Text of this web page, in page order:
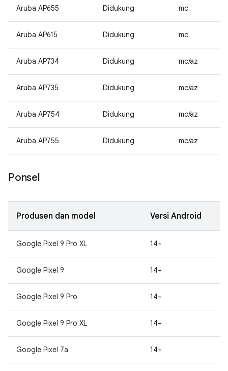
Aruba AP655 Didukung mc
Aruba AP615 Didukung mc
Aruba AP734 Didukung mc/az
Aruba AP735 Didukung mc/az
Aruba AP754 Didukung mc/az
Aruba AP755 Didukung mc/az
Ponsel
Produsen dan model Versi Android
Google Pixel 9 Pro XL 14+
Google Pixel 9 14+
Google Pixel 9 Pro 14+
Google Pixel 9 Pro XL 14+
Google Pixel 7a 14+